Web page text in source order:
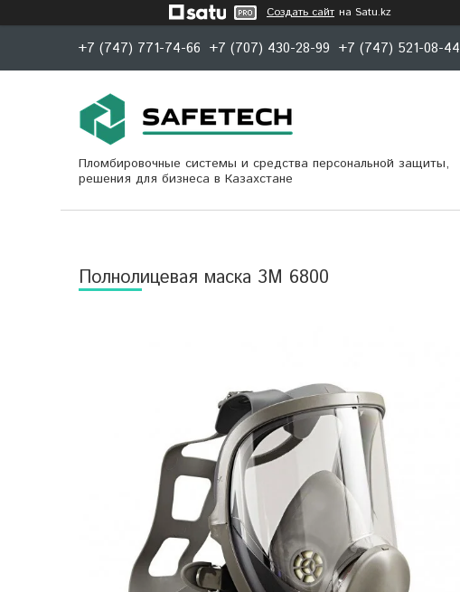
Создать сайт на Satu.kz
+7 (747) 771-74-66 +7 (707) 430-28-99 +7 (747) 521-08-44
Пломбировочные системы и средства персональной защиты,
решения для бизнеса в Казахстане
Полнолицевая маска 3М 6800